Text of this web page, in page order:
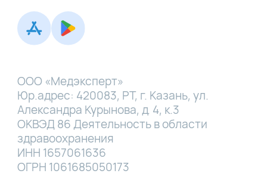
ООО «Медэксперт»
Юр.адрес: 420083, РТ, г. Казань, ул.
Александра Курынова, д. 4, к.3
ОКВЭД 86 Деятельность в области
здравоохранения
ИНН 1657061636
ОГРН 1061685050173